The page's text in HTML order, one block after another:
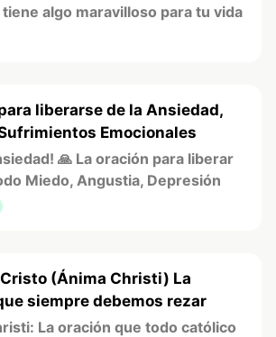
tiene algo maravilloso para tu vida
liberarse de la Ansiedad,
Emocionales
🙏 La oración para liberar
Miedo, Angustia, Depresión
(Ánima Christi) La
siempre debemos rezar
La oración que todo católico